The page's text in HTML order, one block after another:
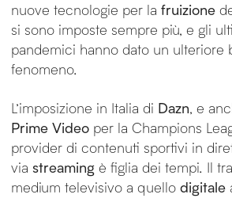
nuove tecnologie per la fruizione
si sono imposte sempre più, e gli
pandemici hanno dato un ulteriore
fenomeno.
L’imposizione in Italia di Dazn, e
Prime Videoper la Champions
provider di contenuti sportivi in
via streamingè figlia dei tempi. Il
medium televisivo a quello digitale